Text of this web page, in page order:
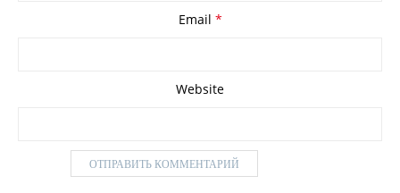
Email *
Website